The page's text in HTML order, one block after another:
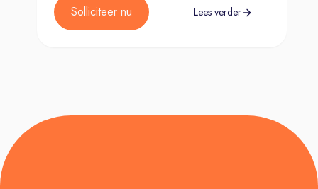
Solliciteer nu Lees verder